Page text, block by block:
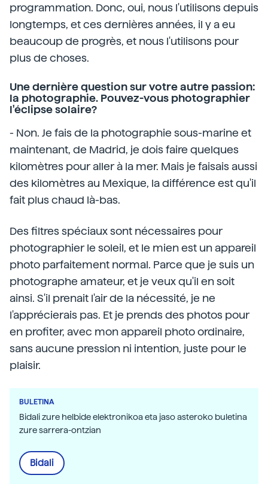
programmation. Donc, oui, nous l'utilisons depuis
longtemps, et ces dernières années, il y a eu
beaucoup de progrès, et nous l'utilisons pour
plus de choses.
Une dernière question sur votre autre passion:
la photographie. Pouvez-vous photographier
l'éclipse solaire?
- Non. Je fais de la photographie sous-marine et
maintenant, de Madrid, je dois faire quelques
kilomètres pour aller à la mer. Mais je faisais aussi
des kilomètres au Mexique, la différence est qu'il
fait plus chaud là-bas.
Des filtres spéciaux sont nécessaires pour
photographier le soleil, et le mien est un appareil
photo parfaitement normal. Parce que je suis un
photographe amateur, et je veux qu'il en soit
ainsi. S'il prenait l'air de la nécessité, je ne
l'apprécierais pas. Et je prends des photos pour
en profiter, avec mon appareil photo ordinaire,
sans aucune pression ni intention, juste pour le
plaisir.
BULETINA
Bidali zure helbide elektronikoa eta jaso asteroko buletina
zure sarrera-ontzian
Bidali